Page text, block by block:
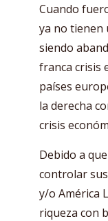
Cuando
ya no tienen
siendo
franca crisis
países
la derecha
crisis
Debido a
controlar
y/o América
riqueza con